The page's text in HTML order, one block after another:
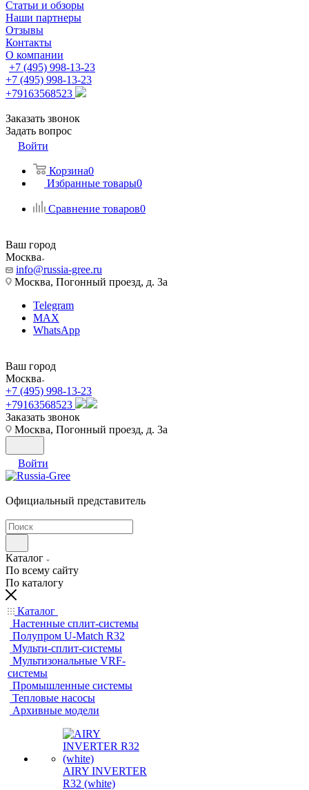
Статьи и обзоры
Наши партнеры
Отзывы
Контакты
О компании
+7 (495) 998-13-23
+7 (495) 998-13-23
+79163568523
Заказать звонок
Задать вопрос
Войти
Корзина0
Избранные товары0
Сравнение товаров0
Ваш город
Москва
info@russia-gree.ru
Москва, Погонный проезд, д. 3а
Telegram
MAX
WhatsApp
Ваш город
Москва
+7 (495) 998-13-23
+79163568523
Заказать звонок
Москва, Погонный проезд, д. 3а
Войти
Официальный представитель
Каталог
По всему сайту
По каталогу
Каталог
Настенные сплит-системы
Полупром U-Match R32
Мульти-сплит-системы
Мультизональные VRF-
системы
Промышленные системы
Тепловые насосы
Архивные модели
AIRY INVERTER
R32 (white)